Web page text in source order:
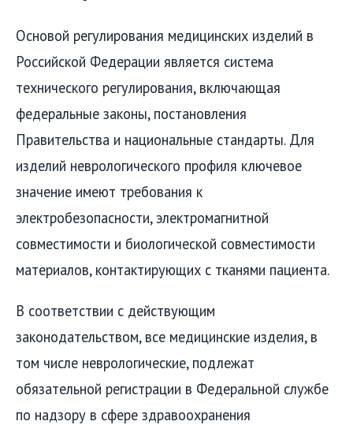
Основой регулирования медицинских изделий в
Российской Федерации является система
технического регулирования, включающая
федеральные законы, постановления
Правительства и национальные стандарты. Для
изделий неврологического профиля ключевое
значение имеют требования к
электробезопасности, электромагнитной
совместимости и биологической совместимости
материалов, контактирующих с тканями пациента.
В соответствии с действующим
законодательством, все медицинские изделия, в
том числе неврологические, подлежат
обязательной регистрации в Федеральной службе
по надзору в сфере здравоохранения